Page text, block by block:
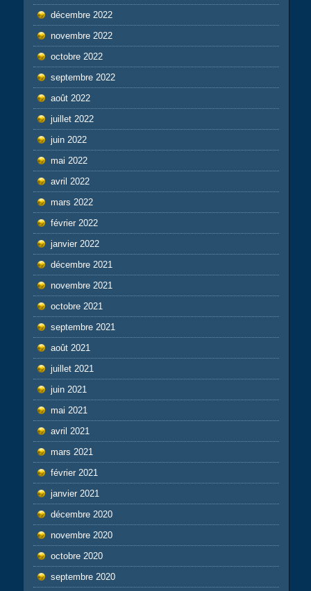
décembre 2022
novembre 2022
octobre 2022
septembre 2022
août 2022
juillet 2022
juin 2022
mai 2022
avril 2022
mars 2022
février 2022
janvier 2022
décembre 2021
novembre 2021
octobre 2021
septembre 2021
août 2021
juillet 2021
juin 2021
mai 2021
avril 2021
mars 2021
février 2021
janvier 2021
décembre 2020
novembre 2020
octobre 2020
septembre 2020